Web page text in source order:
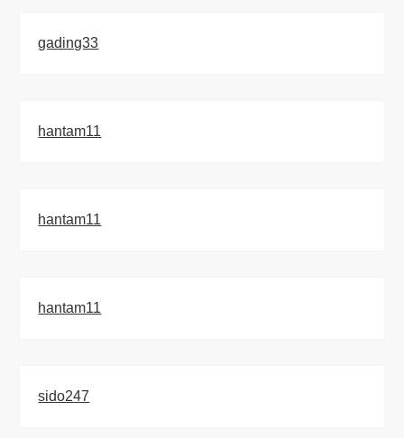
gading33
hantam11
hantam11
hantam11
sido247